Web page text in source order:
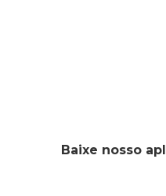
Baixe nosso